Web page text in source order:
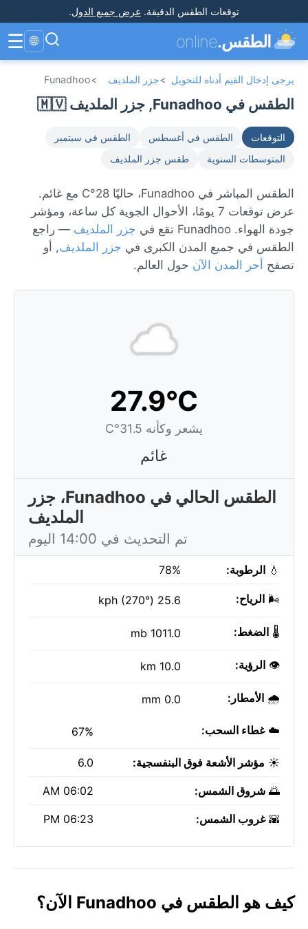
توقعات الطقس الدقيقة. عرض جميع الدول.
الطقس.online
🌐
☰
يرجى إدخال القيم أدناه للتحويل >جزر الملديف >
Funadhoo
الطقس في Funadhoo, جزر الملديف 🇲🇻
التوقعات الطقس في أغسطس
الطقس في سبتمبر
المتوسطات السنوية
طقس جزر الملديف
الطقس المباشر في Funadhoo، حاليًا 28°C مع غائم.
عرض توقعات 7 يومًا، الأحوال الجوية كل ساعة، ومؤشر
جودة الهواء. Funadhoo تقع في
جزر الملديف — راجع
الطقس في جميع المدن الكبرى في جزر الملديف, أو
تصفح أحر المدن الآن حول العالم.
27.9°C
يشعر وكأنه 31.5°C
غائم
الطقس الحالي في Funadhoo، جزر
الملديف
تم التحديث في 14:00 اليوم
💧 الرطوبة: 78%
🌬️ الرياح: 25.6 kph (270°)
🌡️ الضغط: 1011.0 mb
👁️ الرؤية: 10.0 km
🌧️ الأمطار: 0.0 mm
☁️غطاء السحب: 67%
☀️ مؤشر الأشعة فوق البنفسجية: 6.0
🌅 شروق الشمس: 06:02 AM
🌇غروب الشمس: 06:23 PM
كيف هو الطقس في Funadhoo الآن؟